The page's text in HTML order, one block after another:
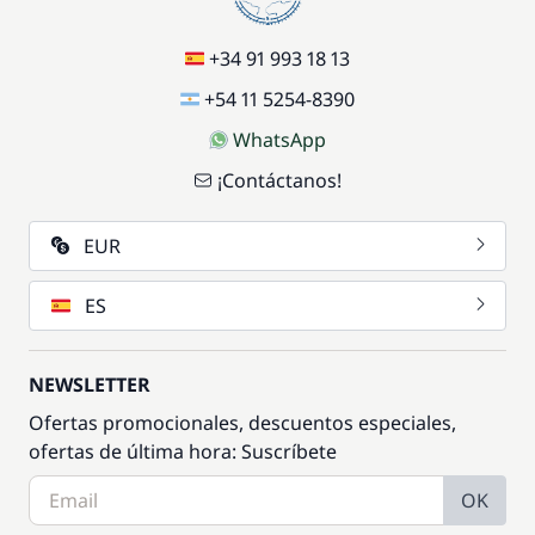
+34 91 993 18 13
+54 11 5254-8390
WhatsApp
¡Contáctanos!
EUR
ES
NEWSLETTER
Ofertas promocionales, descuentos especiales,
ofertas de última hora: Suscríbete
OK